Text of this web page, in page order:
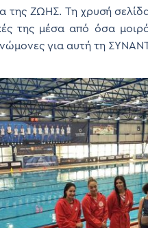
της ΖΩΗΣ. Τη χρυσή
της μέσα από όσα
για αυτή τη